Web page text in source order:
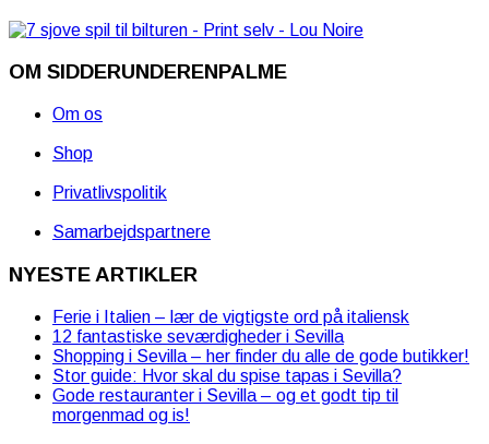
OM SIDDERUNDERENPALME
Om os
Shop
Privatlivspolitik
Samarbejdspartnere
NYESTE ARTIKLER
Ferie i Italien – lær de vigtigste ord på italiensk
12 fantastiske seværdigheder i Sevilla
Shopping i Sevilla – her finder du alle de gode butikker!
Stor guide: Hvor skal du spise tapas i Sevilla?
Gode restauranter i Sevilla – og et godt tip til
morgenmad og is!